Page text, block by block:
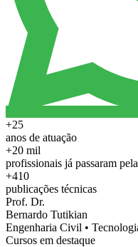
+25
anos de atuação
+20 mil
profissionais já passaram
+410
publicações técnicas
Prof. Dr.
Bernardo Tutikian
Engenharia Civil •
Cursos em destaque